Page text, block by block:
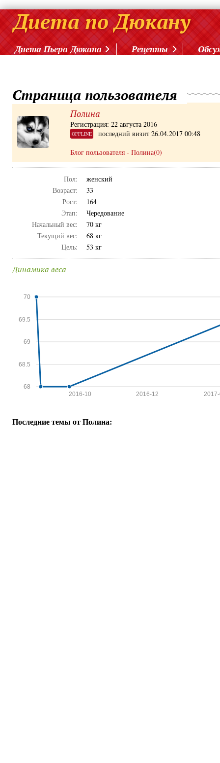
Диета Пьера Дюкана Рецепты
Страница пользователя
Полина
Регистрация: 22 августа 2016
OFFLINE
последний визит 26.04.2017 00:48
Блог пользователя - Полина(0)
Пол:
женский
Возраст:
33
Рост:
164
Этап:
Чередование
Начальный вес:
70 кг
Текущий вес:
68 кг
Цель:
53 кг
Динамика веса
68
68.5
69
69.5
70
2016-12
2016-10
Последние темы от Полина: